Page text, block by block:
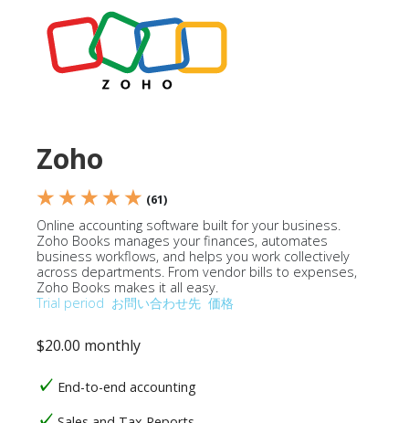
Zoho
★ ★ ★ ★ ★ (61)
Online accounting software built for your business.
Zoho Books manages your finances, automates
business workflows, and helps you work collectively
across departments. From vendor bills to expenses,
Zoho Books makes it all easy.
Trial period お問い合わせ先 価格
$20.00 monthly
End-to-end accounting